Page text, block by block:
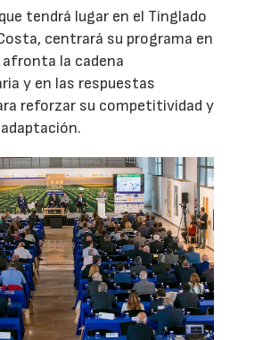
tendrá lugar en el Tinglado
centrará su programa en
la cadena
y en las respuestas
reforzar su competitividad y